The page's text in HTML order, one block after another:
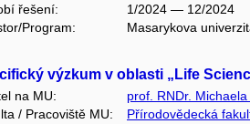
řešení:
1/2024 — 12/2024
Program:
Masarykova
výzkum v oblasti „Life
na MU:
prof. RNDr.
/ Pracoviště MU:
Přírodovědecká